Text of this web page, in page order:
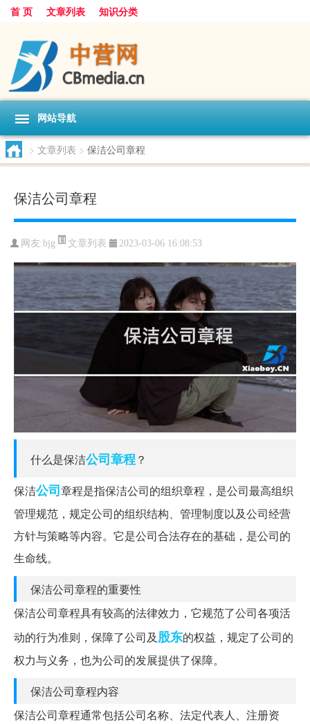
首 页 文章列表 知识分类
网站导航
> 文章列表 > 保洁公司章程
保洁公司章程
网友:bjg 文章列表 2023-03-06 16:08:53
什么是保洁公司章程？
保洁公司章程是指保洁公司的组织章程，是公司最高组织
管理规范，规定公司的组织结构、管理制度以及公司经营
方针与策略等内容。它是公司合法存在的基础，是公司的
生命线。
保洁公司章程的重要性
保洁公司章程具有较高的法律效力，它规范了公司各项活
动的行为准则，保障了公司及股东的权益，规定了公司的
权力与义务，也为公司的发展提供了保障。
保洁公司章程内容
保洁公司章程通常包括公司名称、法定代表人、注册资